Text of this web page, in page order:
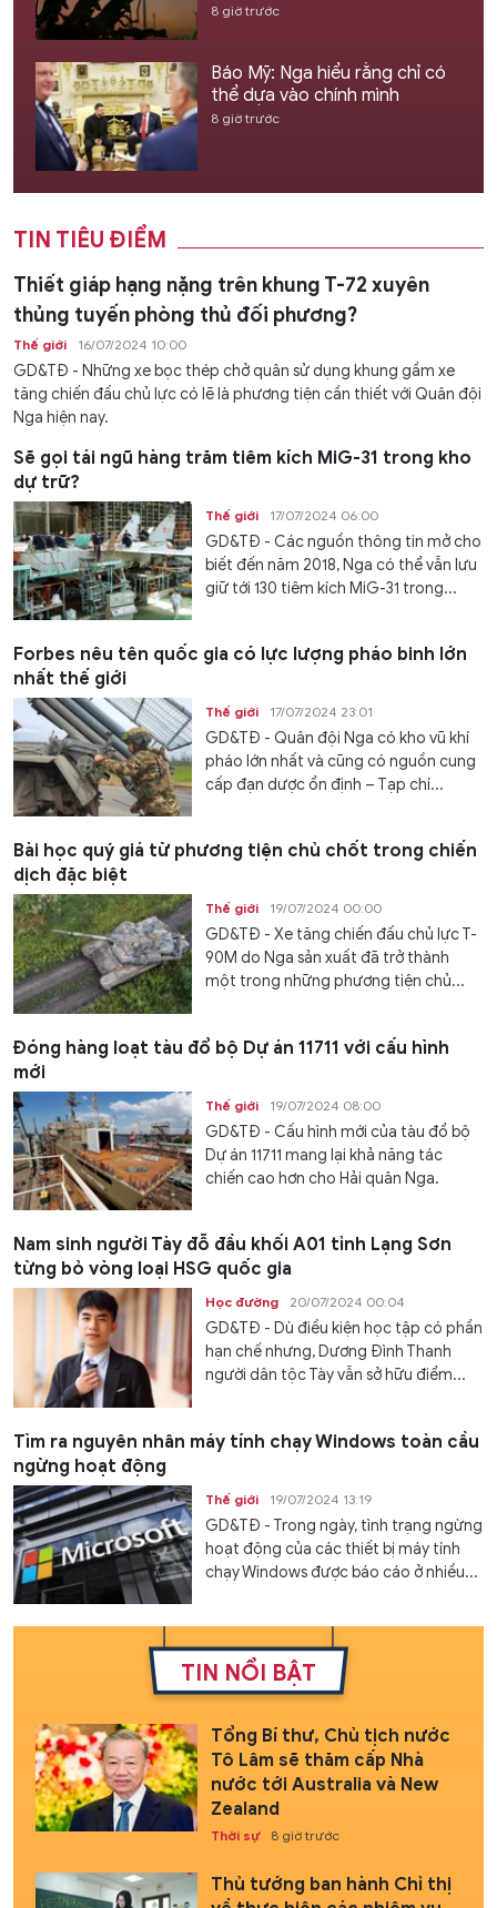
8 giờ trước
Báo Mỹ: Nga hiểu rằng chỉ có
thể dựa vào chính mình
8 giờ trước
TIN TIÊU ĐIỂM
Thiết giáp hạng nặng trên khung T-72 xuyên
thủng tuyến phòng thủ đối phương?
Thế giới 16/07/2024 10:00
GD&TĐ - Những xe bọc thép chở quân sử dụng khung gầm xe
tăng chiến đấu chủ lực có lẽ là phương tiện cần thiết với Quân đội
Nga hiện nay.
Sẽ gọi tái ngũ hàng trăm tiêm kích MiG-31 trong kho
dự trữ?
Thế giới 17/07/2024 06:00
GD&TĐ - Các nguồn thông tin mở cho
biết đến năm 2018, Nga có thể vẫn lưu
giữ tới 130 tiêm kích MiG-31 trong...
Forbes nêu tên quốc gia có lực lượng pháo binh lớn
nhất thế giới
Thế giới 17/07/2024 23:01
GD&TĐ - Quân đội Nga có kho vũ khí
pháo lớn nhất và cũng có nguồn cung
cấp đạn dược ổn định – Tạp chí...
Bài học quý giá từ phương tiện chủ chốt trong chiến
dịch đặc biệt
Thế giới 19/07/2024 00:00
GD&TĐ - Xe tăng chiến đấu chủ lực T-
90M do Nga sản xuất đã trở thành
một trong những phương tiện chủ...
Đóng hàng loạt tàu đổ bộ Dự án 11711 với cấu hình
mới
Thế giới 19/07/2024 08:00
GD&TĐ - Cấu hình mới của tàu đổ bộ
Dự án 11711 mang lại khả năng tác
chiến cao hơn cho Hải quân Nga.
Nam sinh người Tày đỗ đầu khối A01 tỉnh Lạng Sơn
từng bỏ vòng loại HSG quốc gia
Học đường 20/07/2024 00:04
GD&TĐ - Dù điều kiện học tập có phần
hạn chế nhưng, Dương Đình Thanh
người dân tộc Tày vẫn sở hữu điểm...
Tìm ra nguyên nhân máy tính chạy Windows toàn cầu
ngừng hoạt động
Thế giới 19/07/2024 13:19
GD&TĐ - Trong ngày, tình trạng ngừng
hoạt động của các thiết bị máy tính
chạy Windows được báo cáo ở nhiều...
TIN NỔI BẬT
Tổng Bí thư, Chủ tịch nước
Tô Lâm sẽ thăm cấp Nhà
nước tới Australia và New
Zealand
Thời sự 8 giờ trước
Thủ tướng ban hành Chỉ thị